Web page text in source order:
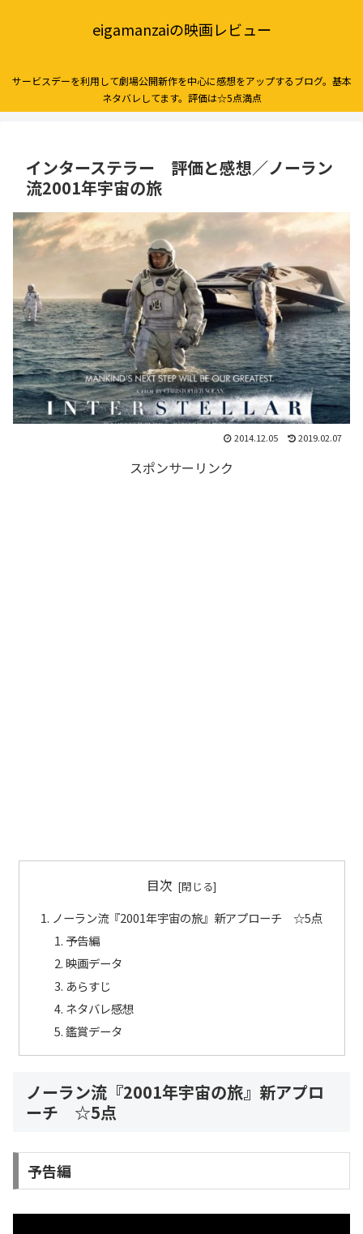
eigamanzaiの映画レビュー
サービスデーを利用して劇場公開新作を中心に感想をアップするブログ。基本
ネタバレしてます。評価は☆5点満点
インターステラー 評価と感想／ノーラン
流2001年宇宙の旅
2014.12.05 2019.02.07
スポンサーリンク
目次
ノーラン流『2001年宇宙の旅』新アプローチ ☆5点
予告編
映画データ
あらすじ
ネタバレ感想
鑑賞データ
ノーラン流『2001年宇宙の旅』新アプロ
ーチ ☆5点
予告編